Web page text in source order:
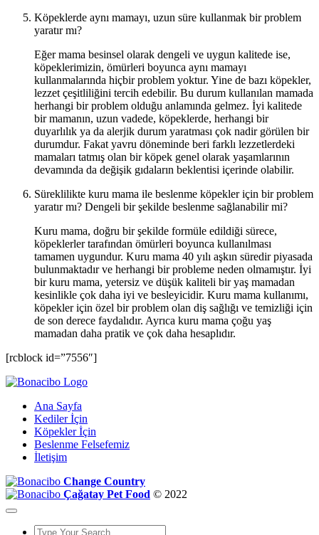
Köpeklerde aynı mamayı, uzun süre kullanmak bir problem
yaratır mı?
Eğer mama besinsel olarak dengeli ve uygun kalitede ise,
köpeklerimizin, ömürleri boyunca aynı mamayı
kullanmalarında hiçbir problem yoktur. Yine de bazı köpekler,
lezzet çeşitliliğini tercih edebilir. Bu durum kullanılan mamada
herhangi bir problem olduğu anlamında gelmez. İyi kalitede
bir mamanın, uzun vadede, köpeklerde, herhangi bir
duyarlılık ya da alerjik durum yaratması çok nadir görülen bir
durumdur. Fakat yavru döneminde beri farklı lezzetlerdeki
mamaları tatmış olan bir köpek genel olarak yaşamlarının
devamında da değişik gıdaların beklentisi içerinde olabilir.
Süreklilikte kuru mama ile beslenme köpekler için bir problem
yaratır mı? Dengeli bir şekilde beslenme sağlanabilir mi?
Kuru mama, doğru bir şekilde formüle edildiği sürece,
köpeklerler tarafından ömürleri boyunca kullanılması
tamamen uygundur. Kuru mama 40 yılı aşkın süredir piyasada
bulunmaktadır ve herhangi bir probleme neden olmamıştır. İyi
bir kuru mama, yetersiz ve düşük kaliteli bir yaş mamadan
kesinlikle çok daha iyi ve besleyicidir. Kuru mama kullanımı,
köpekler için özel bir problem olan diş sağlığı ve temizliği için
de son derece faydalıdır. Ayrıca kuru mama çoğu yaş
mamadan daha pratik ve çok daha hesaplıdır.
[rcblock id=”7556″]
Ana Sayfa
Kediler İçin
Köpekler İçin
Beslenme Felsefemiz
İletişim
Change Country
Çağatay Pet Food © 2022